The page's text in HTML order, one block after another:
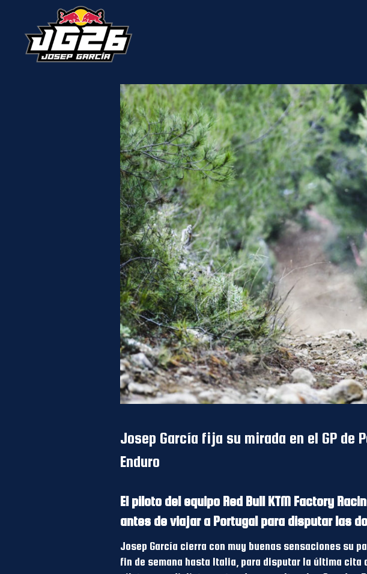
Josep García fija su mirada en el GP de
Enduro
El piloto del equipo Red Bull KTM Factory
antes de viajar a Portugal para disputar las
Josep García cierra con muy buenas sensaciones su
fin de semana hasta Italia, para disputar la última cita